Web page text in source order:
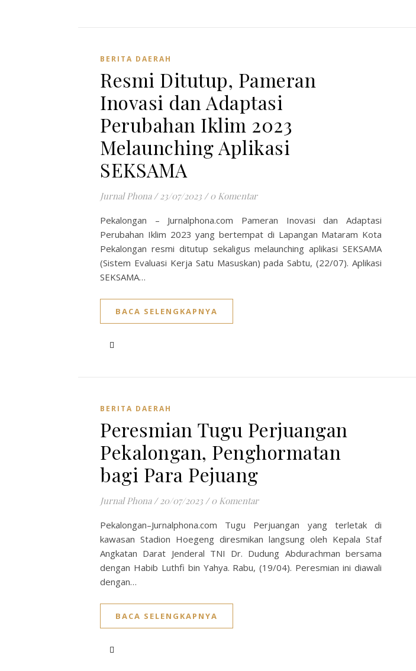
BERITA DAERAH
Resmi Ditutup, Pameran
Inovasi dan Adaptasi
Perubahan Iklim 2023
Melaunching Aplikasi
SEKSAMA
Jurnal Phona / 23/07/2023 / 0 Komentar
Pekalongan – Jurnalphona.com Pameran Inovasi dan Adaptasi
Perubahan Iklim 2023 yang bertempat di Lapangan Mataram Kota
Pekalongan resmi ditutup sekaligus melaunching aplikasi SEKSAMA
(Sistem Evaluasi Kerja Satu Masuskan) pada Sabtu, (22/07). Aplikasi
SEKSAMA…
BACA SELENGKAPNYA
BERITA DAERAH
Peresmian Tugu Perjuangan
Pekalongan, Penghormatan
bagi Para Pejuang
Jurnal Phona / 20/07/2023 / 0 Komentar
Pekalongan–Jurnalphona.com Tugu Perjuangan yang terletak di
kawasan Stadion Hoegeng diresmikan langsung oleh Kepala Staf
Angkatan Darat Jenderal TNI Dr. Dudung Abdurachman bersama
dengan Habib Luthfi bin Yahya. Rabu, (19/04). Peresmian ini diawali
dengan…
BACA SELENGKAPNYA